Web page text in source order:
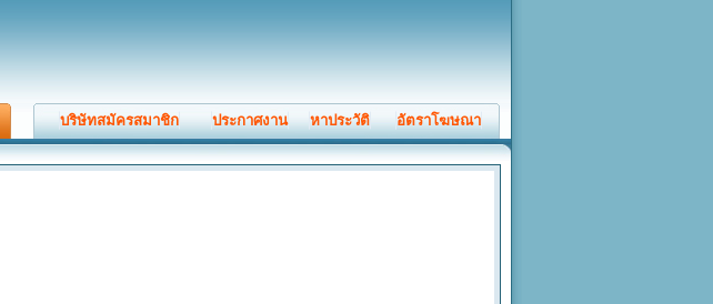
บริษัทสมัครสมาชิก ประกาศงาน หาประวัติ อัตราโฆษณา